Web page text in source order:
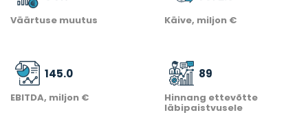
Väärtuse muutus Käive, miljon €
145.0
EBITDA, miljon €
89
Hinnang ettevõtte
läbipaistvusele